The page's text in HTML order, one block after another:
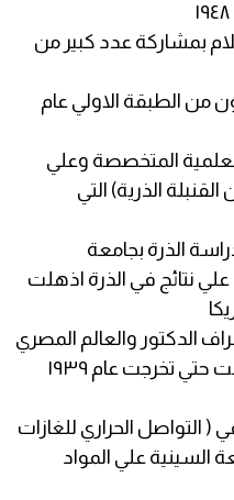
بمشاركة عدد كبير من
من الطبقة الاولي عام
المتخصصة وعلي
الذرية) التي
الذرة بجامعة
نتائج في الذرة اذهلت
الدكتور والعالم المصري
( علي مصطفي مشرفة ) وتفوقت حتي تخرجت عام ١٩٣٩
الحراري للغازات
السينية علي المواد